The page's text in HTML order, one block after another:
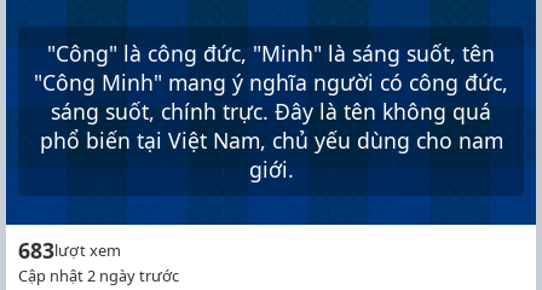
"Công" là công đức, "Minh" là sáng suốt, tên
"Công Minh" mang ý nghĩa người có công đức,
sáng suốt, chính trực. Đây là tên không quá
phổ biến tại Việt Nam, chủ yếu dùng cho nam
giới.
683lượt xem
Cập nhật 2 ngày trước